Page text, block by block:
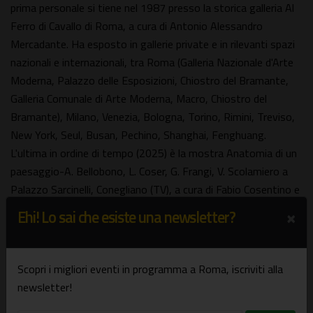
prima personale si tiene nel 1987 presso la storica galleria Al
Ferro di Cavallo di Roma, a cura di Antonio Alessandro
Mercadante. Ha esposto in gallerie private e in rilevanti spazi
nazionali e internazionali, tra Roma (Galleria Nazionale d'Arte
Moderna, Palazzo delle Esposizioni, Chiostro del Bramante,
Galleria Comunale di Arte Moderna, Macro, Chiostro del
Bramante), Milano, Venezia, Bologna, Torino, Rimini, Treviso,
New York, Seul, Busan, Pechino, Shanghai, Fenghuang.
L'ultima in ordine di tempo (2025) è la mostra Anatomia di un
paesaggio-A. Bellobono, L. Coser, G. Frangi, V. Scolamiero a
Palazzo Sarcinelli, Conegliano (TV), a cura di Fabio Cosentino e
Alberto Dambruoso.
Mostra
a cura di Maria Giuseppina Di Monte e Roberto Gramiccia
Ehi! Lo sai che esiste una newsletter?
Scopri i migliori eventi in programma a Roma, iscriviti alla
newsletter!